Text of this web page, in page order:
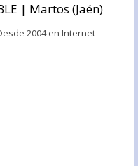
| Martos (Jaén)
2004 en Internet